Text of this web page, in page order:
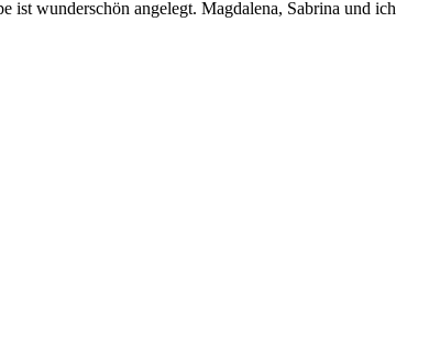
ist wunderschön angelegt. Magdalena, Sabrina und ich